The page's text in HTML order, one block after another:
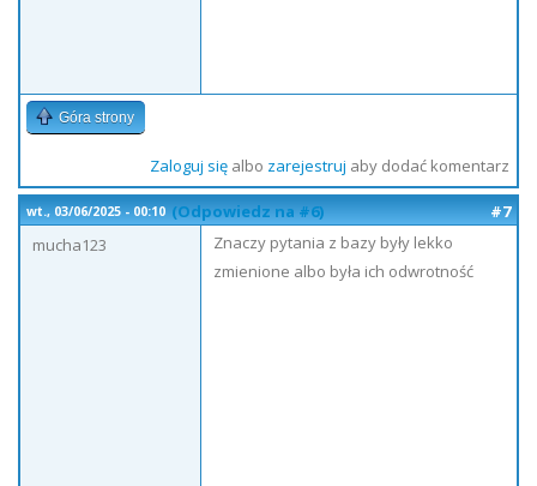
Góra strony
Zaloguj sięalbo zarejestruj aby dodać komentarz
wt., 03/06/2025 - 00:10 (Odpowiedz na #6)
#7
mucha123
Znaczy pytania z bazy były lekko
zmienione albo była ich odwrotność